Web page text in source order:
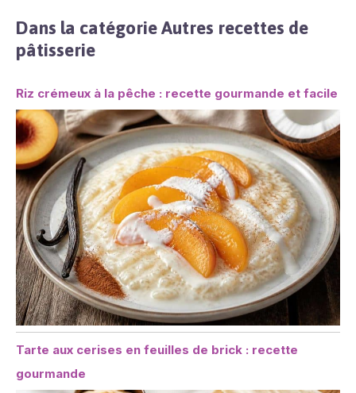
Dans la catégorie Autres recettes de
pâtisserie
Riz crémeux à la pêche : recette gourmande et facile
Tarte aux cerises en feuilles de brick : recette
gourmande